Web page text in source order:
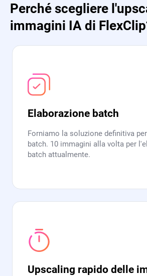
Perché scegliere
immagini IA di
Elaborazione batch
Forniamo la soluzione definitiva
batch. 10 immagini alla volta per
batch attualmente.
Upscaling rapido delle